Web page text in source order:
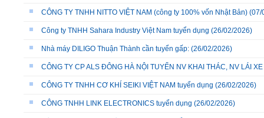
CÔNG TY TNHH NITTO VIỆT NAM (công ty 100% vốn Nhật Bản) (07/
Công ty TNHH Sahara Industry Việt Nam tuyển dụng (26/02/2026)
Nhà máy DILIGO Thuận Thành cần tuyển gấp: (26/02/2026)
CÔNG TY CP ALS ĐÔNG HÀ NỘI TUYỂN NV KHAI THÁC, NV LÁI
CÔNG TY TNHH CƠ KHÍ SEIKI VIỆT NAM tuyển dụng (26/02/2026)
CÔNG TNHH LINK ELECTRONICS tuyển dụng (26/02/2026)